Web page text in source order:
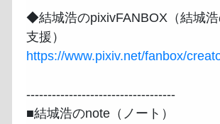
◆結城浩のpixivFANBOX（結城
https://www.pixiv.net/fanbox/
-----------------------------------
■結城浩のnote（ノート）